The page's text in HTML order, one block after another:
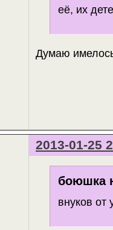
её, их
Думаю
2013-01-25
боюшка
внуков от